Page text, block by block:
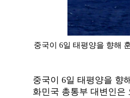
중국이 6일 태평양을 향해
중국이 6일 태평양을 향
화민국 총통부 대변인은